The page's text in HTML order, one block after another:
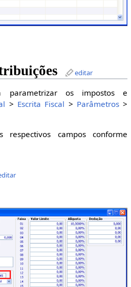
editar
parametrizar os impostos e
> Escrita Fiscal > Parâmetros>
campos conforme